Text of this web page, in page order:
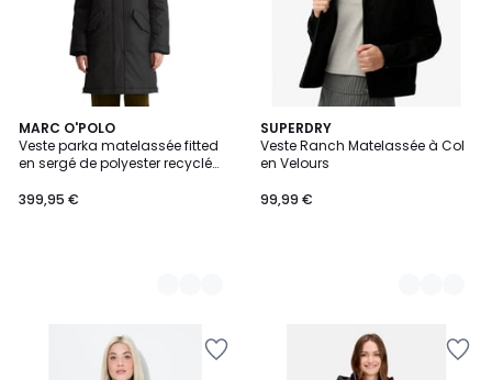
MARC O'POLO
Veste parka matelassée fitted
en sergé de polyester recyclé
399,95 €
2
Couleurs
SUPERDRY
Veste Ranch Matelassée à Col
en Velours
99,99 €
2
Couleurs